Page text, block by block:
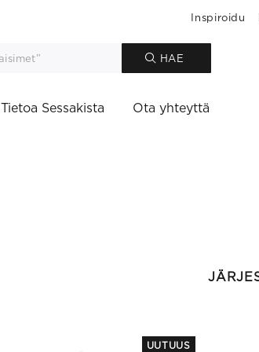
Inspiroidu
HAE
Tietoa Sessakista Ota yhteyttä
UUTUUS